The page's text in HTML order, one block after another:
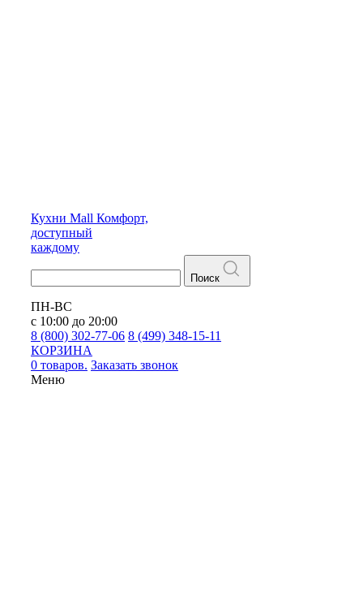
Кухни Mall Комфорт,
доступный
каждому
Поиск
ПН-ВС
с 10:00 до 20:00
8 (800) 302-77-06 8 (499) 348-15-11
КОРЗИНА
0 товаров. Заказать звонок
Меню